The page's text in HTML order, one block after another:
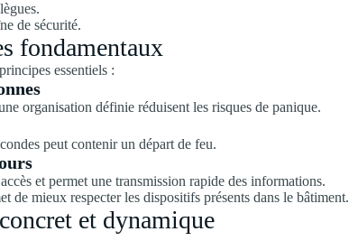
de sécurité.
fondamentaux
essentiels :
organisation définie réduisent les risques de panique.
peut contenir un départ de feu.
et permet une transmission rapide des informations.
de mieux respecter les dispositifs présents dans le bâtiment.
et dynamique